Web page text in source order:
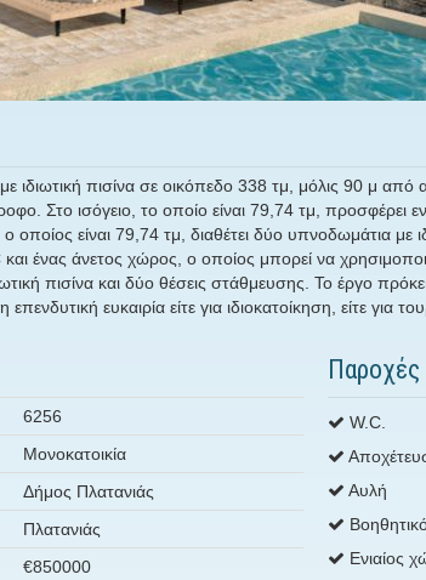
ιδιωτική πισίνα σε οικόπεδο 338 τμ, μόλις 90 μ
Στο ισόγειο, το οποίο είναι 79,74 τμ, προσφέρει
είναι 79,74 τμ, διαθέτει δύο υπνοδωμάτια με
και ένας άνετος χώρος, ο οποίος μπορεί να
πισίνα και δύο θέσεις στάθμευσης. Το έργο
ευκαιρία είτε για ιδιοκατοίκηση, είτε για
6256
Μονοκατοικία
Δήμος Πλατανιάς
Πλατανιάς
€850000
Παροχές
W.C.
Αυλή
Ενιαίος